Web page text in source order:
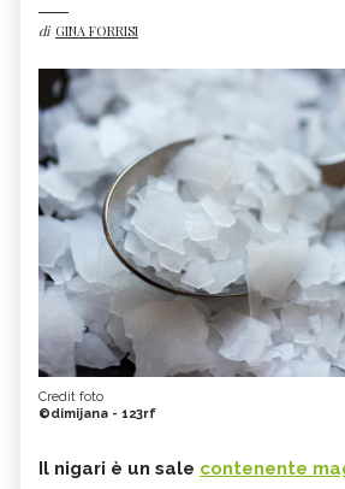
di GINA FORRISI
Credit foto
©dimijana - 123rf
Il nigari è un sale contenente